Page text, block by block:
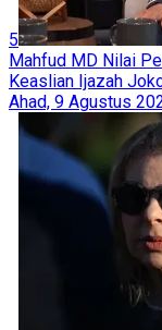
5
Mahfud MD Nilai
Keaslian Ijazah
Ahad, 9 Agustus